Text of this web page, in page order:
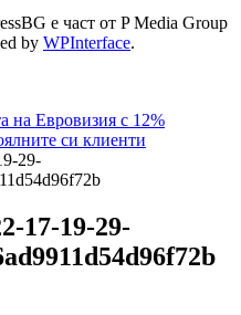
е част от P Media Group
by WPInterface.
на Евровизия с 12%
си клиенти
29-
17-19-29-